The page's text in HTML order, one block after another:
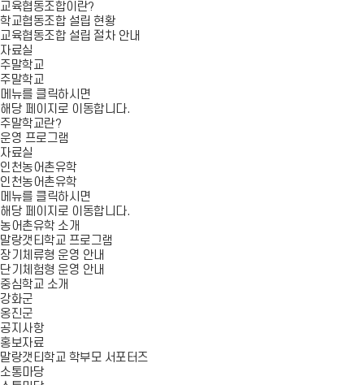
교육협동조합이란?
학교협동조합 설립 현황
교육협동조합 설립 절차 안내
자료실
주말학교
주말학교
메뉴를 클릭하시면
해당 페이지로 이동합니다.
주말학교란?
운영 프로그램
자료실
인천농어촌유학
인천농어촌유학
메뉴를 클릭하시면
해당 페이지로 이동합니다.
농어촌유학 소개
말랑갯티학교 프로그램
장기체류형 운영 안내
단기체험형 운영 안내
중심학교 소개
강화군
옹진군
공지사항
홍보자료
말랑갯티학교 학부모 서포터즈
소통마당